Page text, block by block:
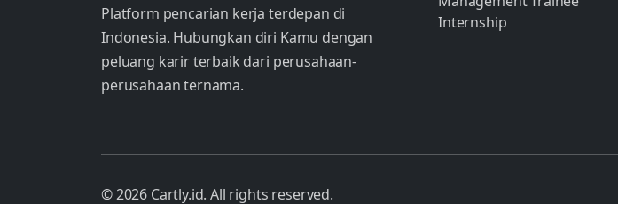
Platform pencarian kerja terdepan di
Indonesia. Hubungkan diri Kamu dengan
peluang karir terbaik dari perusahaan-
perusahaan ternama.
Internship
© 2026 Cartly.id. All rights reserved.